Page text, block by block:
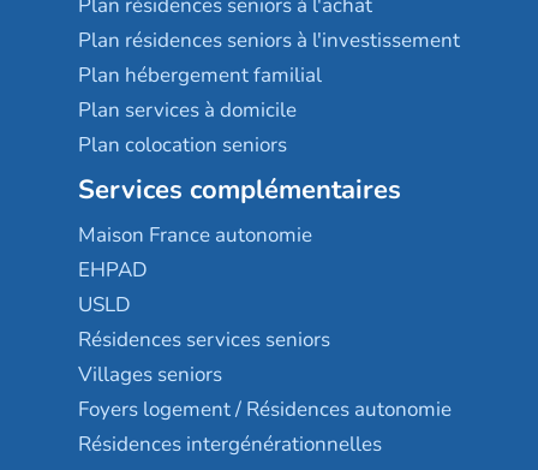
Plan résidences seniors à l'investissement
Plan hébergement familial
Plan services à domicile
Plan colocation seniors
Services complémentaires
Maison France autonomie
EHPAD
USLD
Résidences services seniors
Villages seniors
Foyers logement / Résidences autonomie
Résidences intergénérationnelles